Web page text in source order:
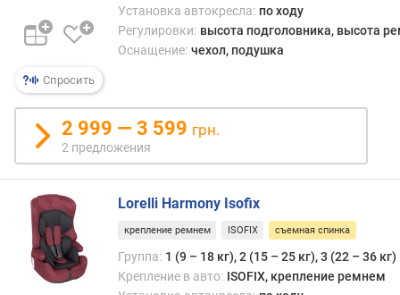
и
й
р
з
ь
т
а
т
т
е
Спросить
Установка автокресла: по ходу
Регулировки: высота подголовника, высота
Оснащение: чехол, подушка
2 999 — 3 599 грн.
2 предложения
Lorelli Harmony Isofix
крепление ремнем ISOFIX съемная спинка
Группа: 1 (9 – 18 кг), 2 (15 – 25 кг), 3 (22 – 36 кг)
Крепление в авто: ISOFIX, крепление ремнем